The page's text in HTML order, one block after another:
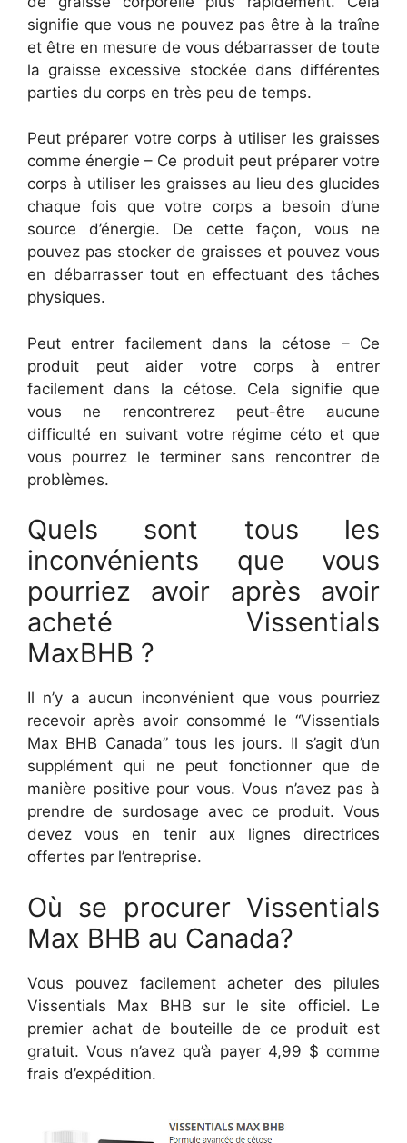
signifie que vous ne pouvez pas être à la traîne
et être en mesure de vous débarrasser de toute
la graisse excessive stockée dans différentes
parties du corps en très peu de temps.
Peut préparer votre corps à utiliser les graisses
comme énergie – Ce produit peut préparer votre
corps à utiliser les graisses au lieu des glucides
chaque fois que votre corps a besoin d’une
source d’énergie. De cette façon, vous ne
pouvez pas stocker de graisses et pouvez vous
en débarrasser tout en effectuant des tâches
physiques.
Peut entrer facilement dans la cétose – Ce
produit peut aider votre corps à entrer
facilement dans la cétose. Cela signifie que
vous ne rencontrerez peut-être aucune
difficulté en suivant votre régime céto et que
vous pourrez le terminer sans rencontrer de
problèmes.
Quels sont tous les
inconvénients que vous
pourriez avoir après avoir
acheté Vissentials
MaxBHB ?
Il n’y a aucun inconvénient que vous pourriez
recevoir après avoir consommé le “Vissentials
Max BHB Canada” tous les jours. Il s’agit d’un
supplément qui ne peut fonctionner que de
manière positive pour vous. Vous n’avez pas à
prendre de surdosage avec ce produit. Vous
devez vous en tenir aux lignes directrices
offertes par l’entreprise.
Où se procurer Vissentials
Max BHB au Canada?
Vous pouvez facilement acheter des pilules
Vissentials Max BHB sur le site officiel. Le
premier achat de bouteille de ce produit est
gratuit. Vous n’avez qu’à payer 4,99 $ comme
frais d’expédition.